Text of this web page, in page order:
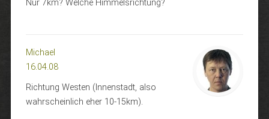
Nur 7km? Welche Himmelsrichtung?
Michael
16.04.08
Richtung Westen (Innenstadt, also
wahrscheinlich eher 10-15km).